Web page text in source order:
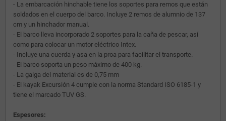
- La embarcación hinchable tiene los soportes para remos que están
soldados en el cuerpo del barco. Incluye 2 remos de alumnio de 137
cm y un hinchador manual.
- El barco lleva incorporado 2 soportes para la caña de pescar, así
como para colocar un motor eléctrico Intex.
- Incluye una cuerda y asa en la proa para facilitar el transporte.
- El barco soporta un peso máximo de 400 kg.
- La galga del material es de 0,75 mm
- El kayak Excursión 4 cumple con la norma Standard ISO 6185-1 y
tiene el marcado TUV GS.
Espesores: